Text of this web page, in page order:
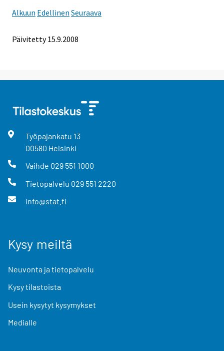
Alkuun Edellinen Seuraava
Päivitetty15.9.2008
Työpajankatu 13
00580 Helsinki
Vaihde 029 551 1000
Tietopalvelu 029 551 2220
info@stat.fi
Kysy meiltä
Neuvonta ja tietopalvelu
Kysy tilastoista
Usein kysytyt kysymykset
Medialle